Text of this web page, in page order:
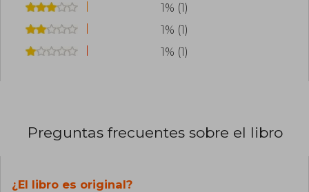
1% (1)
1% (1)
1% (1)
Preguntas frecuentes sobre el libro
¿El libro es original?